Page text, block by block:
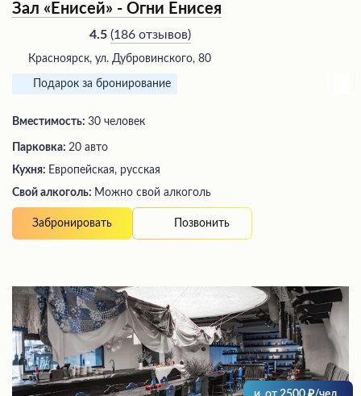
Зал «Енисей» - Огни Енисея
4.5 (186 отзывов)
Красноярск, ул. Дубровинского, 80
Подарок за бронирование
Вместимость: 30 человек
Парковка: 20 авто
Кухня: Европейская, русская
Свой алкоголь: Можно свой алкоголь
Забронировать Позвонить